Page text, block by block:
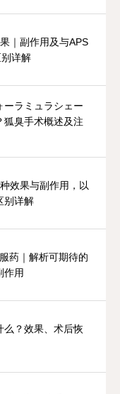
｜副作用及与APS
详解
ーラミュラシェー
狐臭手术概述及注
效果与副作用，以
别详解
药｜解析可期待的
作用
么？效果、术后恢